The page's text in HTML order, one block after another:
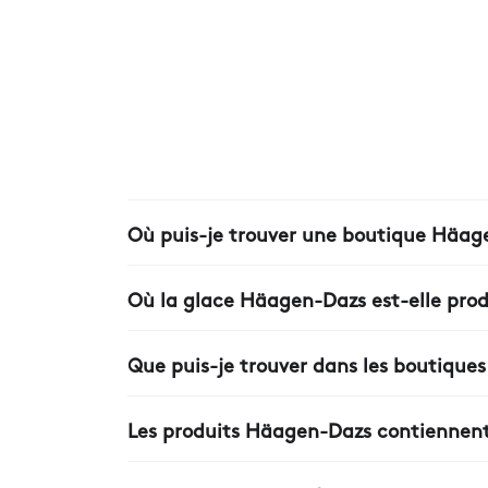
Où puis-je trouver une boutique
Où la glace Häagen-Dazs est-elle
de crème, de lait, de sucre et d’œufs.
Que puis-je trouver dans les
boissons au café, des boissons
Les produits Häagen-Dazs